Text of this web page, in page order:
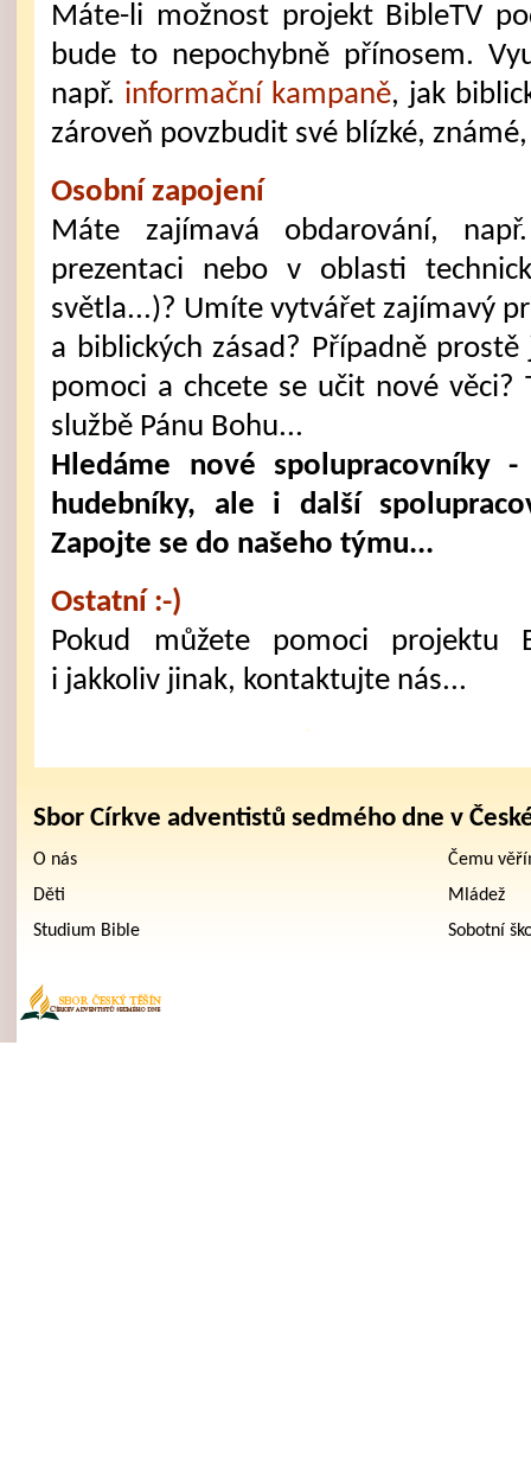
Máte-li možnost projekt BibleTV
bude to nepochybně přínosem.
např. informační kampaně, jak
zároveň povzbudit své blízké,
Osobní zapojení
Máte zajímavá obdarování,
prezentaci nebo v oblasti
světla...)? Umíte vytvářet zajímavý
a biblických zásad? Případně
pomoci a chcete se učit nové věci?
službě Pánu Bohu...
Hledáme nové spolupracovníky -
hudebníky, ale i další
Zapojte se do našeho týmu...
Ostatní :-)
Pokud můžete pomoci projektu
i jakkoliv jinak, kontaktujte nás...
Sbor Církve adventistů sedmého dne v
O nás
Čemu
Děti
Mládež
Studium Bible
Sobotní